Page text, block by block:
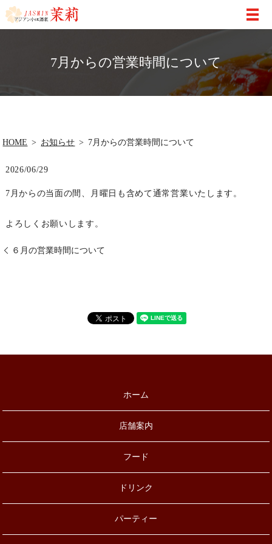
7月からの営業時間について
HOME お知らせ 7月からの営業時間について
2026/06/29
7月からの当面の間、月曜日も含めて通常営業いたします。
よろしくお願いします。
６月の営業時間について
ホーム
店舗案内
フード
ドリンク
パーティー